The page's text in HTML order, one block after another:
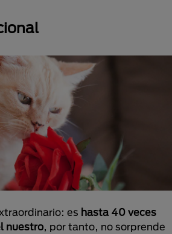
es hasta 40 veces
nuestro, por tanto, no sorprende